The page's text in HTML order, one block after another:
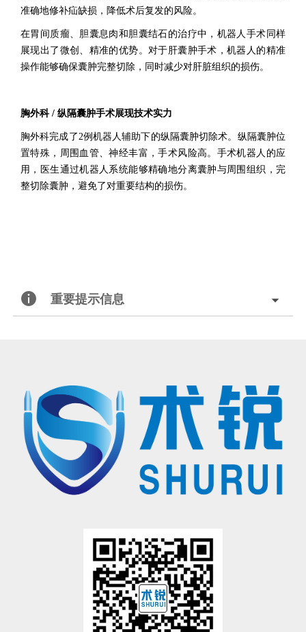
准确地修补疝缺损，降低术后复发的风险。
在胃间质瘤、胆囊息肉和胆囊结石的治疗中，机器人手术同样
展现出了微创、精准的优势。对于肝囊肿手术，机器人的精准
操作能够确保囊肿完整切除，同时减少对肝脏组织的损伤。
胸外科 / 纵隔囊肿手术展现技术实力
胸外科完成了2例机器人辅助下的纵隔囊肿切除术。纵隔囊肿位
置特殊，周围血管、神经丰富，手术风险高。手术机器人的应
用，医生通过机器人系统能够精确地分离囊肿与周围组织，完
整切除囊肿，避免了对重要结构的损伤。
重要提示信息
的手术操作，请联系北京术锐 机器人股份 有限公司，参加术锐的官方培训计划。患者若想参加术锐 机器人的
注册临床试验，请联系术锐官方合作医院，咨询医生，以确定是否适合术锐®机器人的手术。医生和患者应仔
细了解有关术锐®机器人执行手术及其可能风险的所有信息。
、SHURUI®等是北京术锐机器人股份 有限公司所拥有的注册商标，未经许可，不得使用。